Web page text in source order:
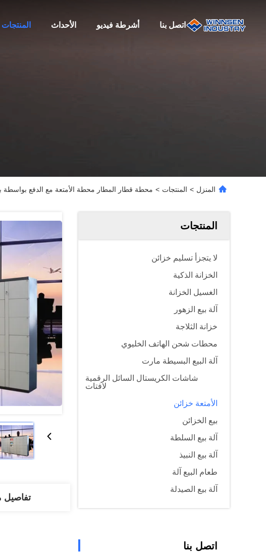
المنتجات الأحداث أشرطة فيديو اتصل بنا
المنزل > المنتجات > محطة قطار المطار محطة الأمتعة مع الدفع بواسطة
المنتجات
لا يتجزأ تسليم خزائن
الخزانة الذكية
الغسيل الخزانة
آلة بيع الزهور
خزانة الثلاجة
محطات شحن الهاتف الخليوي
آلة البيع البسيطة مارت
شاشات الكريستال السائل الرقمية
لافتات
الأمتعة خزائن
بيع الخزائن
آلة بيع السلطة
آلة بيع النبيذ
طعام البيع آلة
آلة بيع الصيدلة
اتصل بنا
تفاصيل